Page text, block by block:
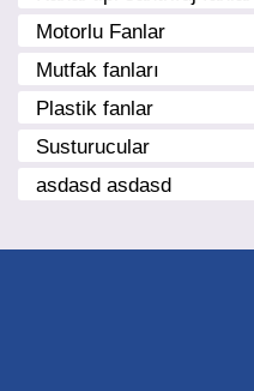
Motorlu Fanlar
Mutfak fanları
Plastik fanlar
Susturucular
asdasd asdasd